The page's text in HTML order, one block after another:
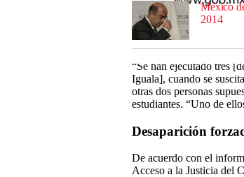
0
seconds
of
0
0%
México
2014
“Se han ejecutado tres
Iguala], cuando se
otras dos personas
estudiantes. “Uno de
Desaparición
De acuerdo con el
Acceso a la Justicia del